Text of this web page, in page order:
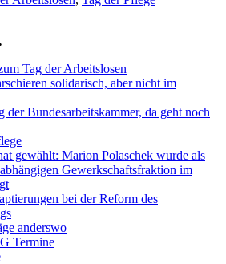
Tag der Arbeitslosen
solidarisch, aber nicht im
der Bundesarbeitskammer, da geht noch
gewählt: Marion Polaschek wurde als
Gewerkschaftsfraktion im
bei der Reform des
anderswo
Termine